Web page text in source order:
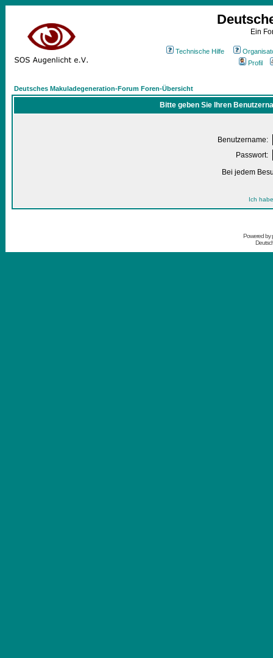
Ein
Technische Hilfe
Profil
Deutsches Makuladegeneration-Forum Foren-Übersicht
Bitte geben Sie Ihren
Benutzername:
Passwort:
Bei jedem
Ich
Powered by